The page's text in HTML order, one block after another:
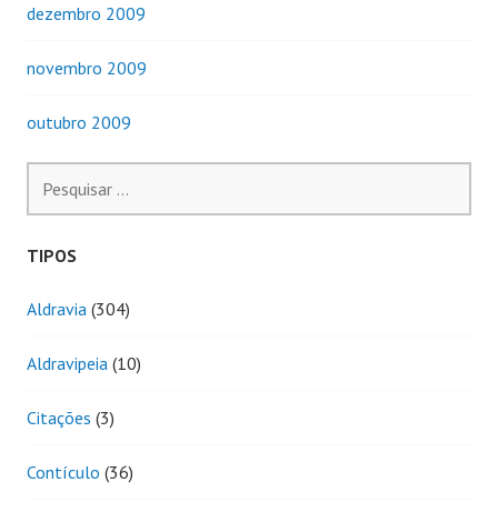
dezembro 2009
novembro 2009
outubro 2009
por:
TIPOS
Aldravia (304)
Aldravipeia (10)
Citações (3)
Contículo (36)